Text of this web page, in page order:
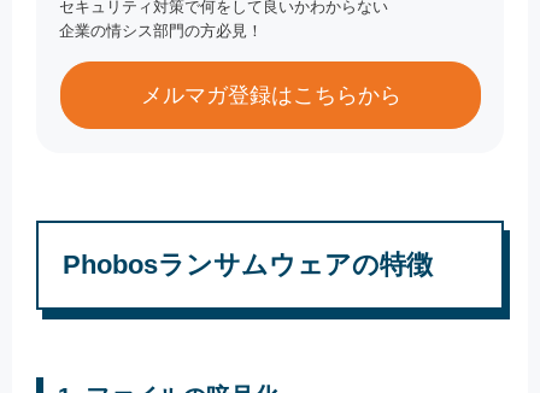
セキュリティ対策で何をして良いかわからない
企業の情シス部門の方必見！
メルマガ登録はこちらから
Phobosランサムウェアの特徴